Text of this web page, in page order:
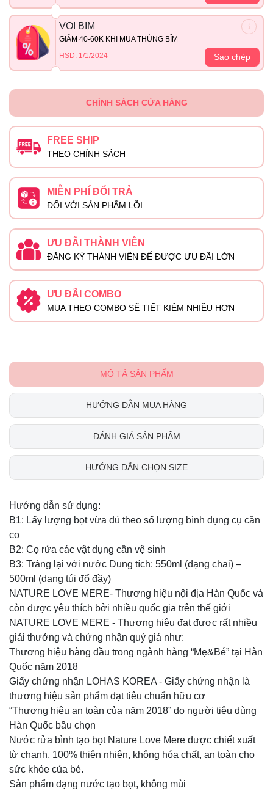
VOI BIM
GIẢM 40-60K KHI MUA THÙNG BỈM
HSD: 1/1/2024
Sao chép
CHÍNH SÁCH CỬA HÀNG
FREE SHIP
THEO CHÍNH SÁCH
MIỄN PHÍ ĐỔI TRẢ
ĐỐI VỚI SẢN PHẨM LỖI
ƯU ĐÃI THÀNH VIÊN
ĐĂNG KÝ THÀNH VIÊN ĐỂ ĐƯỢC ƯU ĐÃI LỚN
ƯU ĐÃI COMBO
MUA THEO COMBO SẼ TIẾT KIỆM NHIỀU HƠN
MÔ TẢ SẢN PHẨM
HƯỚNG DẪN MUA HÀNG
ĐÁNH GIÁ SẢN PHẨM
HƯỚNG DẪN CHỌN SIZE
Hướng dẫn sử dụng:
B1: Lấy lượng bọt vừa đủ theo số lượng bình dụng cụ cần
cọ
B2: Cọ rửa các vật dụng cần vệ sinh
B3: Tráng lại với nước Dung tích: 550ml (dạng chai) –
500ml (dạng túi đổ đầy)
NATURE LOVE MERE- Thương hiệu nội địa Hàn Quốc và
còn được yêu thích bởi nhiều quốc gia trên thế giới
NATURE LOVE MERE - Thương hiệu đạt được rất nhiều
giải thưởng và chứng nhận quý giá như:
Thương hiệu hàng đầu trong ngành hàng “Mẹ&Bé” tại Hàn
Quốc năm 2018
Giấy chứng nhận LOHAS KOREA - Giấy chứng nhận là
thương hiệu sản phẩm đạt tiêu chuẩn hữu cơ
“Thương hiệu an toàn của năm 2018” do người tiêu dùng
Hàn Quốc bầu chọn ️
Nước rửa bình tạo bọt Nature Love Mere được chiết xuất
từ chanh, 100% thiên nhiên, không hóa chất, an toàn cho
sức khỏe của bé. ️
Sản phẩm dạng nước tạo bọt, không mùi ️